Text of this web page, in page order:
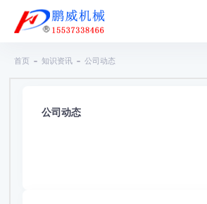
首页 知识资讯 公司动态
公司动态